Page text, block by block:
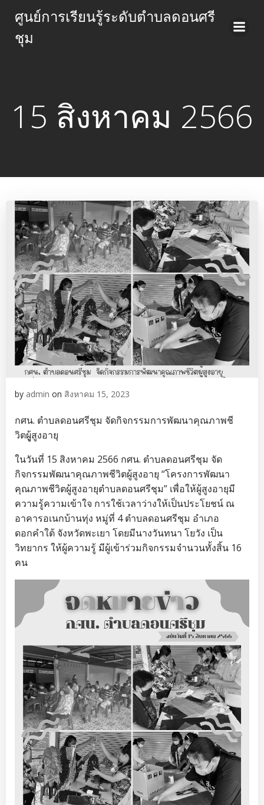
to
ศูนย์การเรียนรู้ระดับตำบลดอนศรี
ชุม
15 สิงหาคม 2566
by admin on สิงหาคม 15, 2023
กศน. ตำบลดอนศรีชุม จัดกิจกรรมการพัฒนาคุณภาพชี
วิตผูู้สูงอายุ
ในวันที่ 15 สิงหาคม 2566 กศน. ตำบลดอนศรีชุม จัด
กิจกรรมพัฒนาคุณภาพชีวิตผู้สูงอายุ “โครงการพัฒนา
คุณภาพชีวิตผู้สูงอายุตำบลดอนศรีชุม” เพื่อให้ผู้สูงอายุมี
ความรู้ความเข้าใจ การใช้เวลาว่างให้เป็นประโยชน์ ณ
อาคารอเนกบ้านทุ่ง หมู่ที่ 4 ตำบลดอนศรีชุม อำเภอ
ดอกคำใต้ จังหวัดพะเยา โดยมีนางวันทนา โยวัง เป็น
วิทยากร ให้ผู้ความรู้ มีผู้เข้าร่วมกิจกรรมจำนวนทั้งสิ้น 16
คน